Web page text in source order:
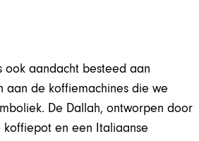
aandacht besteed aan
de koffiemachines die we
De Dallah, ontworpen door
koffiepot en een Italiaanse